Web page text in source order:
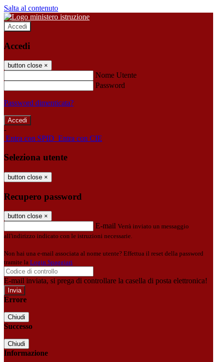
Salta al contenuto
Accedi
Accedi
button close ×
Nome Utente
Password
Password dimenticata?
-
Entra con SPID Entra con CIE
Seleziona utente
button close ×
Recupero password
button close ×
E-mail Verrà inviato un messaggio
all'indirizzo indicato con le istruzioni necessarie.
Non hai una e-mail associata al nome utente? Effettua il reset della password
tramite la Login Spaggiari
E-mail inviata, si prega di controllare la casella di posta elettronica!
Errore
Chiudi
Successo
Chiudi
Informazione